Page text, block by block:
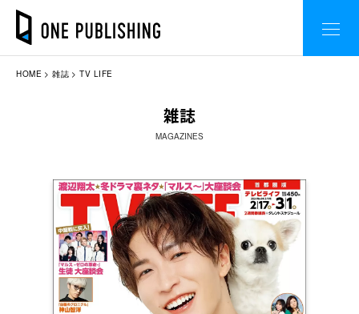
HOME 雑誌 TV LIFE
雑誌
MAGAZINES